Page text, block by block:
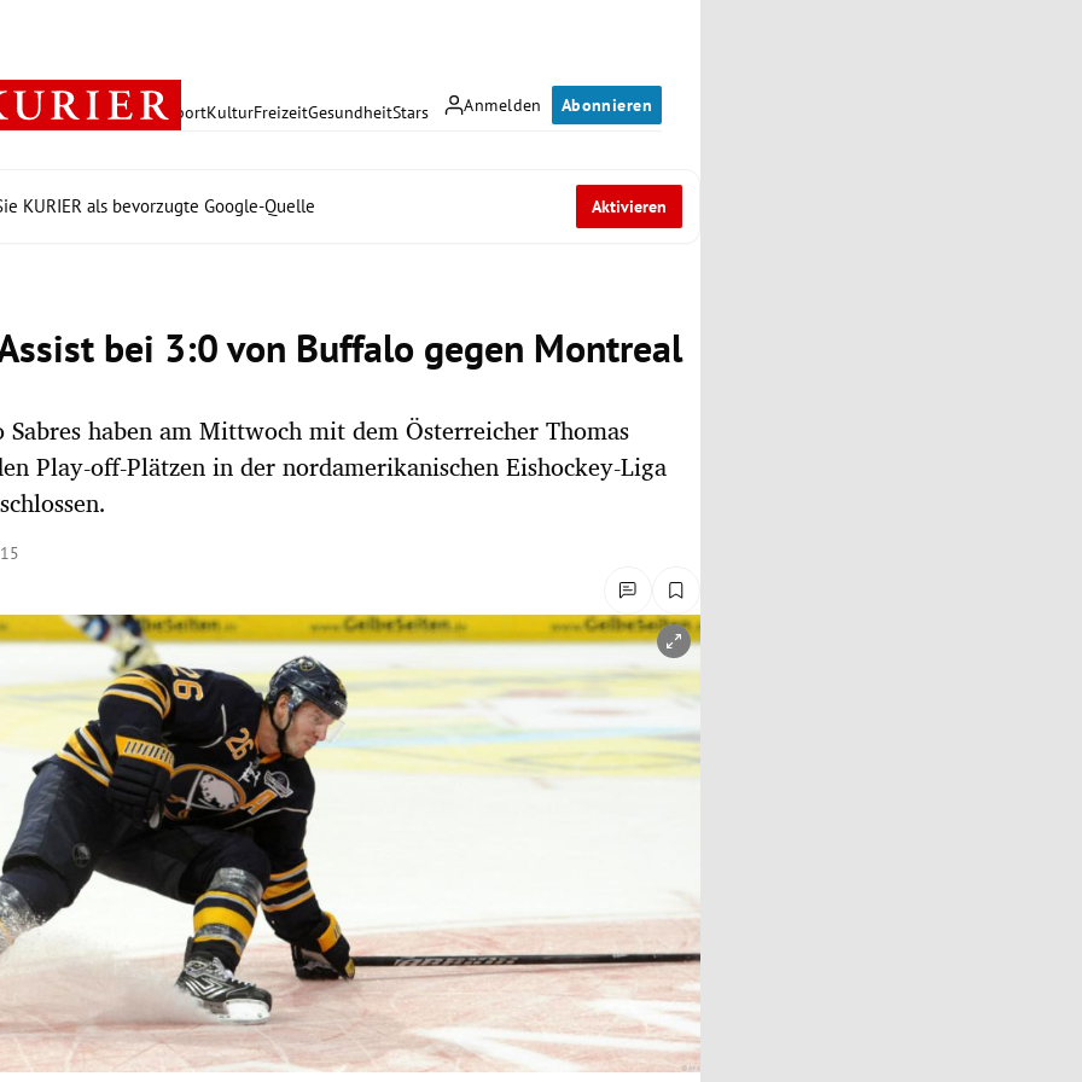
Anmelden Abonnieren
PolitikWirtschaft SportKulturFreizeitGesundheitStars
KURIER als bevorzugte Google-Quelle Aktivieren
bei 3:0 von Buffalo gegen Montreal
Sabres haben am Mittwoch mit dem Österreicher Thomas
Play-off-Plätzen in der nordamerikanischen Eishockey-Liga
öffnen/schließen